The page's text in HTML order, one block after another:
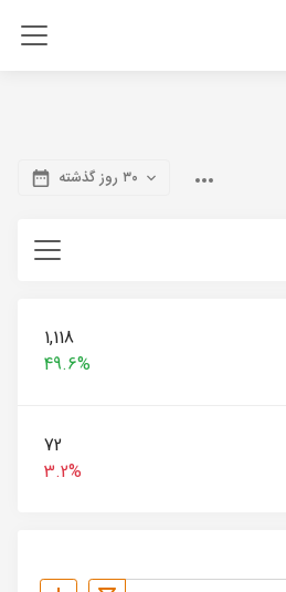
۳۰ روز گذشته
1,118
49.6%
72
3.2%